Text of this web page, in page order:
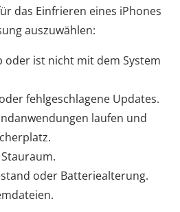
das Einfrieren eines iPhones
auszuwählen:
oder ist nicht mit dem System
fehlgeschlagene Updates.
laufen und
oder Batteriealterung.